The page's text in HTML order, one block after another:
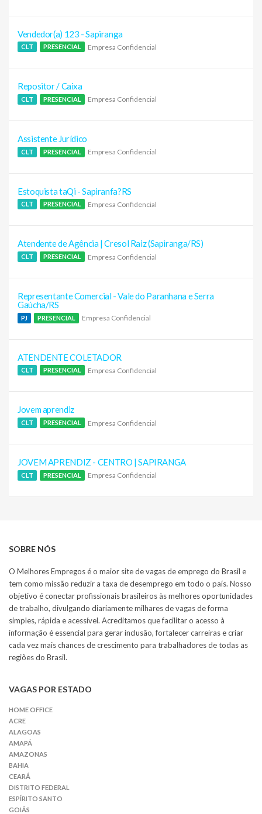
Vendedor(a) 123 - Sapiranga
CLT PRESENCIAL Empresa Confidencial
Repositor / Caixa
CLT PRESENCIAL Empresa Confidencial
Assistente Jurídico
CLT PRESENCIAL Empresa Confidencial
Estoquista taQi - Sapiranfa?RS
CLT PRESENCIAL Empresa Confidencial
Atendente de Agência | Cresol Raiz (Sapiranga/RS)
CLT PRESENCIAL Empresa Confidencial
Representante Comercial - Vale do Paranhana e Serra
Gaúcha/RS
PJ PRESENCIAL Empresa Confidencial
ATENDENTE COLETADOR
CLT PRESENCIAL Empresa Confidencial
Jovem aprendiz
CLT PRESENCIAL Empresa Confidencial
JOVEM APRENDIZ - CENTRO | SAPIRANGA
CLT PRESENCIAL Empresa Confidencial
SOBRE NÓS
O Melhores Empregos é o maior site de vagas de emprego do Brasil e
tem como missão reduzir a taxa de desemprego em todo o país. Nosso
objetivo é conectar profissionais brasileiros às melhores oportunidades
de trabalho, divulgando diariamente milhares de vagas de forma
simples, rápida e acessível. Acreditamos que facilitar o acesso à
informação é essencial para gerar inclusão, fortalecer carreiras e criar
cada vez mais chances de crescimento para trabalhadores de todas as
regiões do Brasil.
VAGAS POR ESTADO
HOME OFFICE
ACRE
ALAGOAS
AMAPÁ
AMAZONAS
BAHIA
CEARÁ
DISTRITO FEDERAL
ESPÍRITO SANTO
GOIÁS